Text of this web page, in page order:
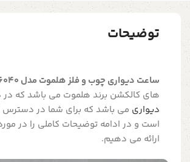
توضیحات
ساعت دیواری چوب و فلز هلموت مدل 6040
های کالکشن برند هلموت می باشد که
دیواری می باشد که برای شما در دسترس
است و در ادامه توضیحات کاملی را در
ارائه می دهیم.